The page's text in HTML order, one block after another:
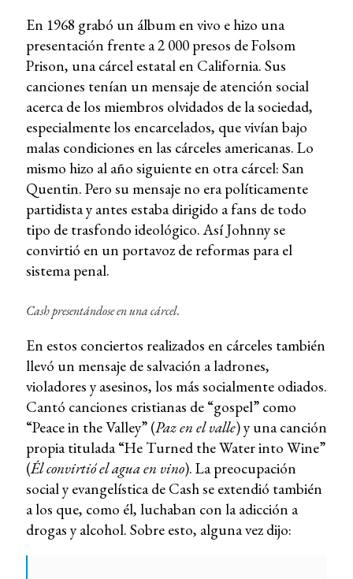
En 1968 grabó un álbum en vivo e hizo una
presentación frente a 2 000 presos de Folsom
Prison, una cárcel estatal en California. Sus
canciones tenían un mensaje de atención social
acerca de los miembros olvidados de la sociedad,
especialmente los encarcelados, que vivían bajo
malas condiciones en las cárceles americanas. Lo
mismo hizo al año siguiente en otra cárcel: San
Quentin. Pero su mensaje no era políticamente
partidista y antes estaba dirigido a fans de todo
tipo de trasfondo ideológico. Así Johnny se
convirtió en un portavoz de reformas para el
sistema penal.
Cash presentándose en una cárcel.
En estos conciertos realizados en cárceles también
llevó un mensaje de salvación a ladrones,
violadores y asesinos, los más socialmente odiados.
Cantó canciones cristianas de “gospel” como
“Peace in the Valley” (Paz en el valle) y una canción
propia titulada “He Turned the Water into Wine”
(Él convirtió el agua en vino). La preocupación
social y evangelística de Cash se extendió también
a los que, como él, luchaban con la adicción a
drogas y alcohol. Sobre esto, alguna vez dijo: